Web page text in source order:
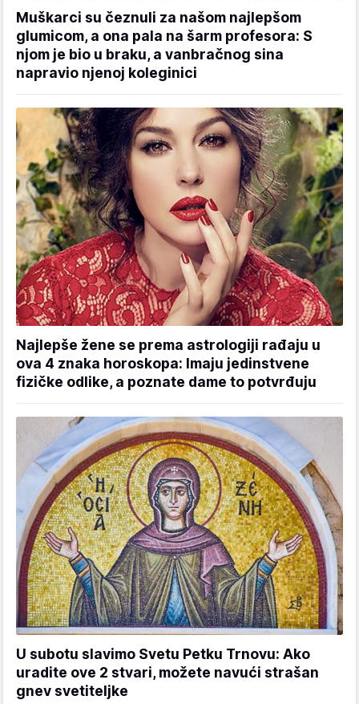
Muškarci su čeznuli za našom najlepšom
glumicom, a ona pala na šarm profesora: S
njom je bio u braku, a vanbračnog sina
napravio njenoj koleginici
Najlepše žene se prema astrologiji rađaju u
ova 4 znaka horoskopa: Imaju jedinstvene
fizičke odlike, a poznate dame to potvrđuju
U subotu slavimo Svetu Petku Trnovu: Ako
uradite ove 2 stvari, možete navući strašan
gnev svetiteljke